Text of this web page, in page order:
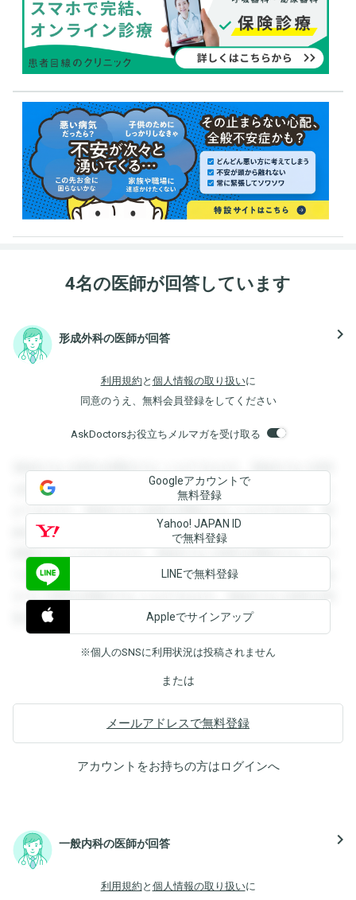
4名の医師が回答しています
形成外科の医師が回答 navigate_next
利用規約 と 個人情報の取り扱いに
同意のうえ、無料会員登録をしてください
AskDoctorsお役立ちメルマガを受け取る
登録すると回答を閲覧することができます。登録すると回答
を閲覧することができます。登録すると回答を閲覧すること
ができます。登録すると回答を閲覧することができます。登
録すると回答を閲覧することができます。登録すると回答を
閲覧することができます。登録すると回答を閲覧することが
できます。登録すると回答を閲覧することができます。登録
すると回答を閲覧することができます。登録すると回答を閲
覧することができます。
Googleアカウントで
無料登録
Yahoo! JAPAN ID
で無料登録
LINEで無料登録
Appleでサインアップ
※個人のSNSに利用状況は投稿されません
または
メールアドレスで無料登録
アカウントをお持ちの方はログインへ
一般内科の医師が回答 navigate_next
利用規約 と 個人情報の取り扱いに